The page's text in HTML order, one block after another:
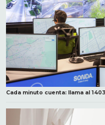
Cada minuto cuenta: llama al